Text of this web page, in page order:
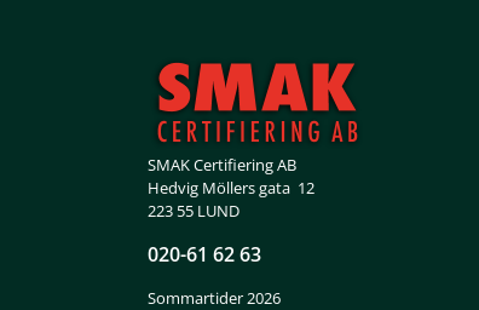
SMAK Certifiering AB
Hedvig Möllers gata 12
223 55 LUND
020-61 62 63
Sommartider 2026